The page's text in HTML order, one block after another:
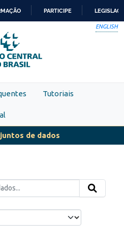
PARA
O
CONTEÚDO
PARTICIPE
ENGLISH
Tutoriais
de dados